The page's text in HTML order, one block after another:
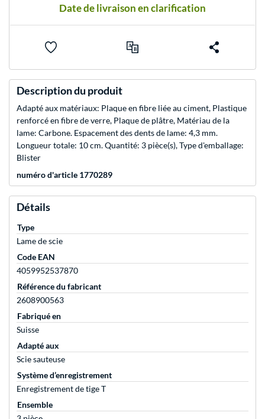
Date de livraison en clarification
Description du produit
Adapté aux matériaux: Plaque en fibre liée au ciment, Plastique
renforcé en fibre de verre, Plaque de plâtre, Matériau de la
lame: Carbone. Espacement des dents de lame: 4,3 mm.
Longueur totale: 10 cm. Quantité: 3 pièce(s), Type d'emballage:
Blister
numéro d'article 1770289
Détails
Type
Lame de scie
Code EAN
4059952537870
Référence du fabricant
2608900563
Fabriqué en
Suisse
Adapté aux
Scie sauteuse
Système d’enregistrement
Enregistrement de tige T
Ensemble